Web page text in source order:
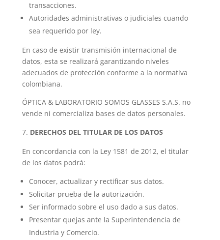
transacciones.
Autoridades administrativas o judiciales cuando
sea requerido por ley.
En caso de existir transmisión internacional de
datos, esta se realizará garantizando niveles
adecuados de protección conforme a la normativa
colombiana.
ÓPTICA & LABORATORIO SOMOS GLASSES S.A.S. no
vende ni comercializa bases de datos personales.
DERECHOS DEL TITULAR DE LOS DATOS
En concordancia con la Ley 1581 de 2012, el titular
de los datos podrá:
Conocer, actualizar y rectificar sus datos.
Solicitar prueba de la autorización.
Ser informado sobre el uso dado a sus datos.
Presentar quejas ante la Superintendencia de
Industria y Comercio.